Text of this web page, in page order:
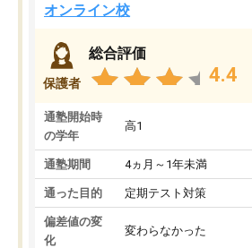
オンライン校
保護者
総合評価
4.4
通塾開始時
の学年
高1
通塾期間 4ヵ月～1年未満
通った目的 定期テスト対策
偏差値の変
化
変わらなかった